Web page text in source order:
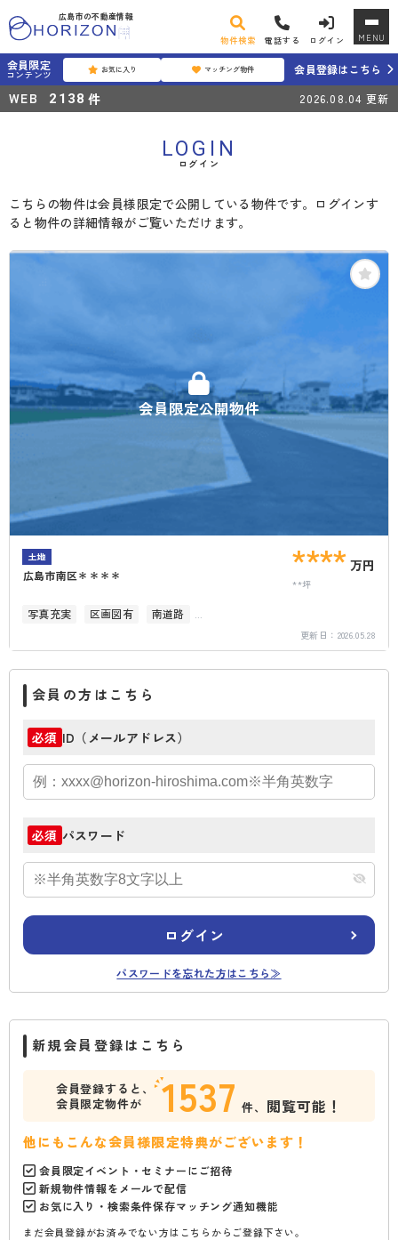
広島市の不動産情報
物件検索 電話する ログイン MENU
会員限定
コンテンツ お気に入り マッチング物件 会員登録はこちら
WEB 2138 件 2026.08.04 更新
LOGIN
ログイン
こちらの物件は会員様限定で公開している物件です。ログインす
ると物件の詳細情報がご覧いただけます。
会員限定公開物件
土地
広島市南区＊＊＊＊ **** 万円
**坪
写真充実 区画図有
南道路
更新日： 2026.05.28
会員の方はこちら
必須 ID（メールアドレス）
必須 パスワード
ログイン
パスワードを忘れた方はこちら≫
新規会員登録はこちら
会員登録すると、
会員限定物件が
1537 件、 閲覧可能！
他にもこんな会員様限定特典がございます！
会員限定イベント・セミナーにご招待
新規物件情報をメールで配信
お気に入り・検索条件保存マッチング通知機能
まだ会員登録がお済みでない方はこちらからご登録下さい。